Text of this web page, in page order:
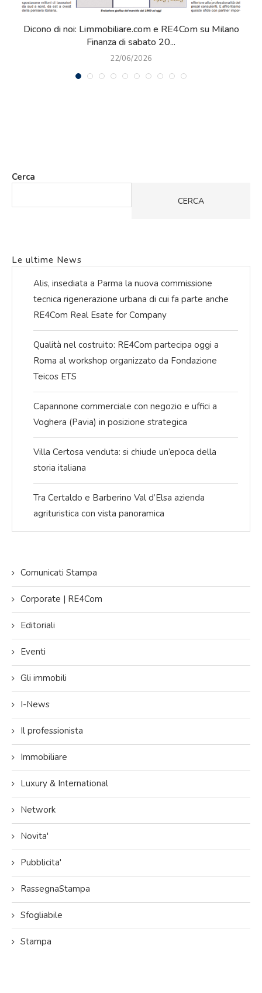
Dicono di noi: Limmobiliare.com e RE4Com su Milano
Finanza di sabato 20...
22/06/2026
Cerca
CERCA
Le ultime News
Alis, insediata a Parma la nuova commissione
tecnica rigenerazione urbana di cui fa parte anche
RE4Com Real Esate for Company
Qualità nel costruito: RE4Com partecipa oggi a
Roma al workshop organizzato da Fondazione
Teicos ETS
Capannone commerciale con negozio e uffici a
Voghera (Pavia) in posizione strategica
Villa Certosa venduta: si chiude un’epoca della
storia italiana
Tra Certaldo e Barberino Val d’Elsa azienda
agrituristica con vista panoramica
Comunicati Stampa
Corporate | RE4Com
Editoriali
Eventi
Gli immobili
I-News
Il professionista
Immobiliare
Luxury & International
Network
Novita'
Pubblicita'
RassegnaStampa
Sfogliabile
Stampa